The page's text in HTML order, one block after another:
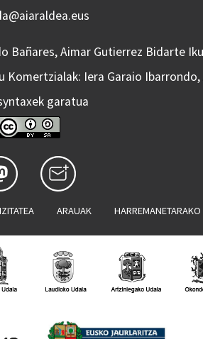
Bañares, Aimar Gutierrez Bidarte
Komertzialak: Iera Garaio
garatua
ARAUAK HARREMANETARAKO